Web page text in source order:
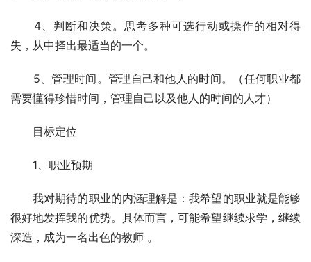
4、判断和决策。思考多种可选行动或操作的相对得
失，从中择出最适当的一个。
5、管理时间。管理自己和他人的时间。（任何职业都
需要懂得珍惜时间，管理自己以及他人的时间的人才）
目标定位
1、职业预期
我对期待的职业的内涵理解是：我希望的职业就是能够
很好地发挥我的优势。具体而言，可能希望继续求学，继续
深造，成为一名出色的教师 。